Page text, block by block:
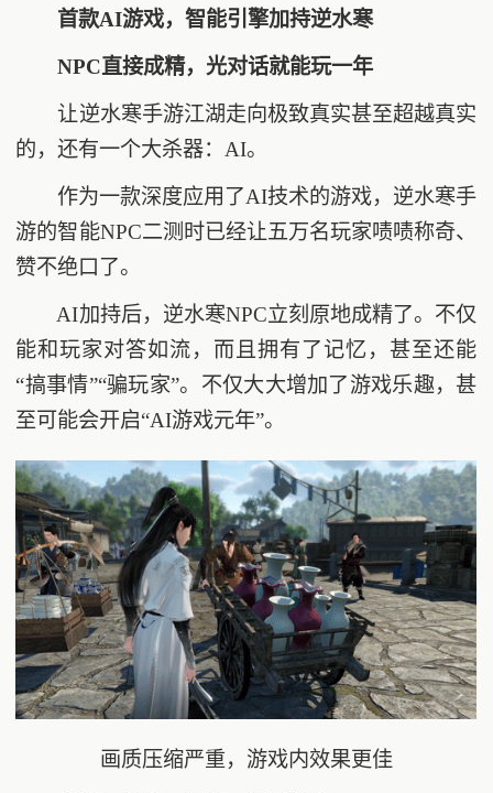
首款AI游戏，智能引擎加持逆水寒
NPC直接成精，光对话就能玩一年
让逆水寒手游江湖走向极致真实甚至超越真实
的，还有一个大杀器：AI。
作为一款深度应用了AI技术的游戏，逆水寒手
游的智能NPC二测时已经让五万名玩家啧啧称奇、
赞不绝口了。
AI加持后，逆水寒NPC立刻原地成精了。不仅
能和玩家对答如流，而且拥有了记忆，甚至还能
“搞事情”“骗玩家”。不仅大大增加了游戏乐趣，甚
至可能会开启“AI游戏元年”。
画质压缩严重，游戏内效果更佳